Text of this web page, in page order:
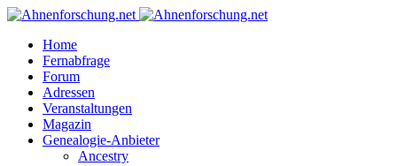
Home
Fernabfrage
Forum
Adressen
Veranstaltungen
Magazin
Genealogie-Anbieter
Ancestry